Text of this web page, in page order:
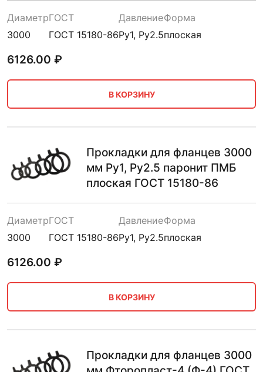
Диаметр
3000
ГОСТ
ГОСТ 15180-86
Давление
Ру1, Ру2.5
Форма
плоская
6126.00 ₽
В КОРЗИНУ
Прокладки для фланцев 3000
мм Ру1, Ру2.5 паронит ПМБ
плоская ГОСТ 15180-86
Диаметр
3000
ГОСТ
ГОСТ 15180-86
Давление
Ру1, Ру2.5
Форма
плоская
6126.00 ₽
В КОРЗИНУ
Прокладки для фланцев 3000